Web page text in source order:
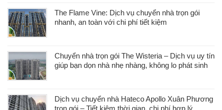
The Flame Vine: Dịch vụ chuyển nhà trọn gói
nhanh, an toàn với chi phí tiết kiệm
Chuyển nhà trọn gói The Wisteria – Dịch vụ uy tín
giúp bạn dọn nhà nhẹ nhàng, không lo phát sinh
Dịch vụ chuyển nhà Hateco Apollo Xuân Phương
trọn gói – Tiết kiệm thời gian, chi phí hợp lý